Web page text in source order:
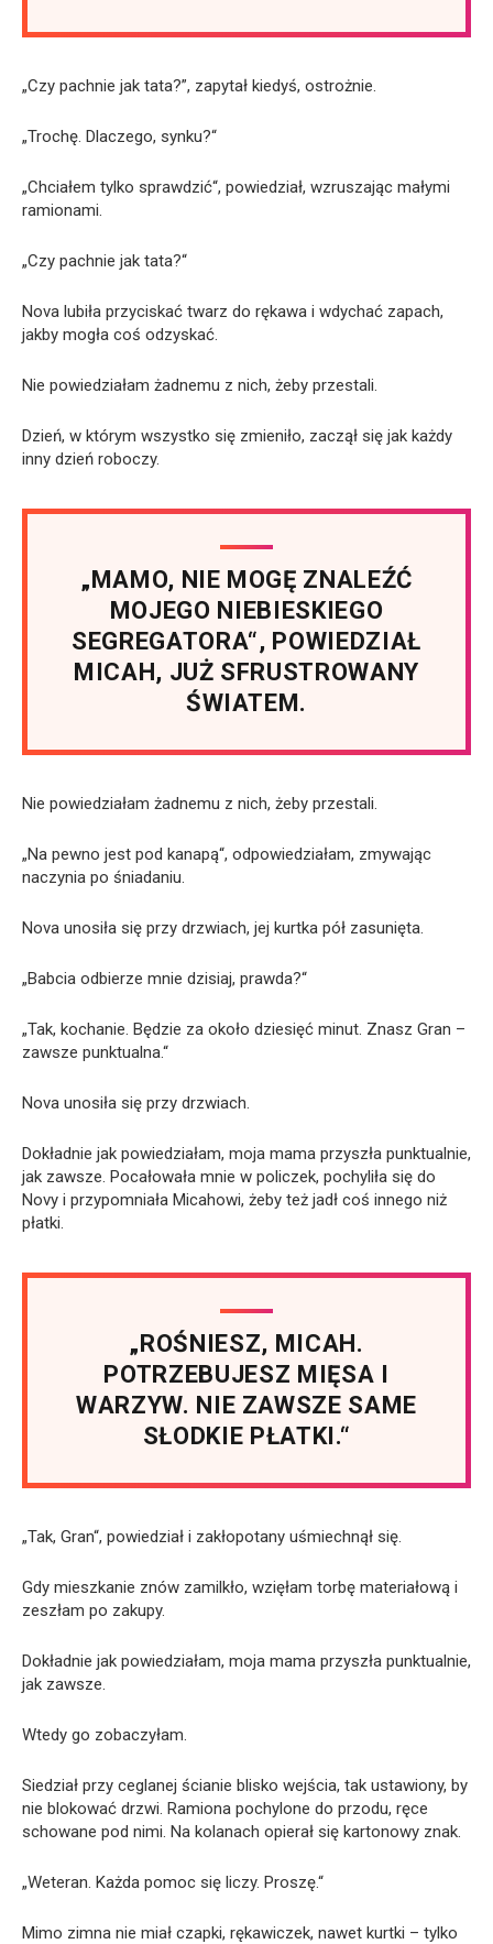
„Czy pachnie jak tata?”, zapytał kiedyś, ostrożnie.
„Trochę. Dlaczego, synku?“
„Chciałem tylko sprawdzić“, powiedział, wzruszając małymi
ramionami.
„Czy pachnie jak tata?“
Nova lubiła przyciskać twarz do rękawa i wdychać zapach,
jakby mogła coś odzyskać.
Nie powiedziałam żadnemu z nich, żeby przestali.
Dzień, w którym wszystko się zmieniło, zaczął się jak każdy
inny dzień roboczy.
„MAMO, NIE MOGĘ ZNALEŹĆ
MOJEGO NIEBIESKIEGO
SEGREGATORA“, POWIEDZIAŁ
MICAH, JUŻ SFRUSTROWANY
ŚWIATEM.
Nie powiedziałam żadnemu z nich, żeby przestali.
„Na pewno jest pod kanapą“, odpowiedziałam, zmywając
naczynia po śniadaniu.
Nova unosiła się przy drzwiach, jej kurtka pół zasunięta.
„Babcia odbierze mnie dzisiaj, prawda?“
„Tak, kochanie. Będzie za około dziesięć minut. Znasz Gran –
zawsze punktualna.“
Nova unosiła się przy drzwiach.
Dokładnie jak powiedziałam, moja mama przyszła punktualnie,
jak zawsze. Pocałowała mnie w policzek, pochyliła się do
Novy i przypomniała Micahowi, żeby też jadł coś innego niż
płatki.
„ROŚNIESZ, MICAH.
POTRZEBUJESZ MIĘSA I
WARZYW. NIE ZAWSZE SAME
SŁODKIE PŁATKI.“
„Tak, Gran“, powiedział i zakłopotany uśmiechnął się.
Gdy mieszkanie znów zamilkło, wzięłam torbę materiałową i
zeszłam po zakupy.
Dokładnie jak powiedziałam, moja mama przyszła punktualnie,
jak zawsze.
Wtedy go zobaczyłam.
Siedział przy ceglanej ścianie blisko wejścia, tak ustawiony, by
nie blokować drzwi. Ramiona pochylone do przodu, ręce
schowane pod nimi. Na kolanach opierał się kartonowy znak.
„Weteran. Każda pomoc się liczy. Proszę.“
Mimo zimna nie miał czapki, rękawiczek, nawet kurtki – tylko